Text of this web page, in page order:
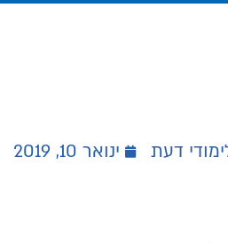
דעת ינואר 10, 2019